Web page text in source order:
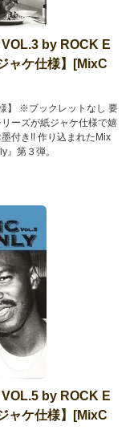
by ROCK E
ャケ仕様】[MixC
】 ※ブックレットなし 要
ーズが紙ジャケ仕様で嬉
付き!! 作り込まれたMix
第３弾。
by ROCK E
ャケ仕様】[MixC